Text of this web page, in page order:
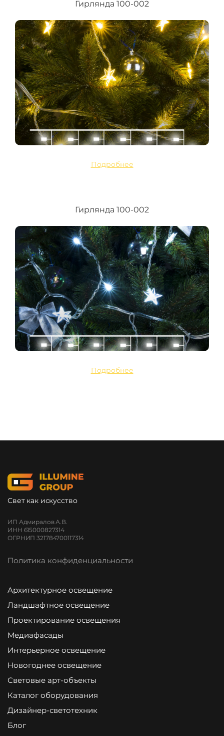
Гирлянда 100-002
Подробнее
Гирлянда 100-002
Подробнее
Свет как искусство
ИП Адмиралов А.В.
ИНН 615000827314
ОГРНИП 321784700117314
Политика конфиденциальности
Архитектурное освещение
Ландшафтное освещение
Проектирование освещения
Медиафасады
Интерьерное освещение
Новогоднее освещение
Световые арт-объекты
Каталог оборудования
Дизайнер-светотехник
Блог